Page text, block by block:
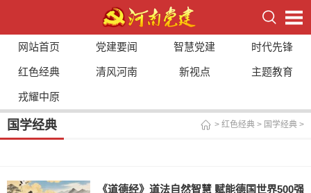
网站首页 党建要闻 智慧党建 时代先锋
红色经典 清风河南 新视点 主题教育
戎耀中原
国学经典 > 红色经典 > 国学经典 >
《道德经》道法自然智慧 赋能德国世界500强